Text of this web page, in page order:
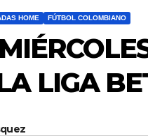
HOME FÚTBOL COLOMBIANO
LIGA